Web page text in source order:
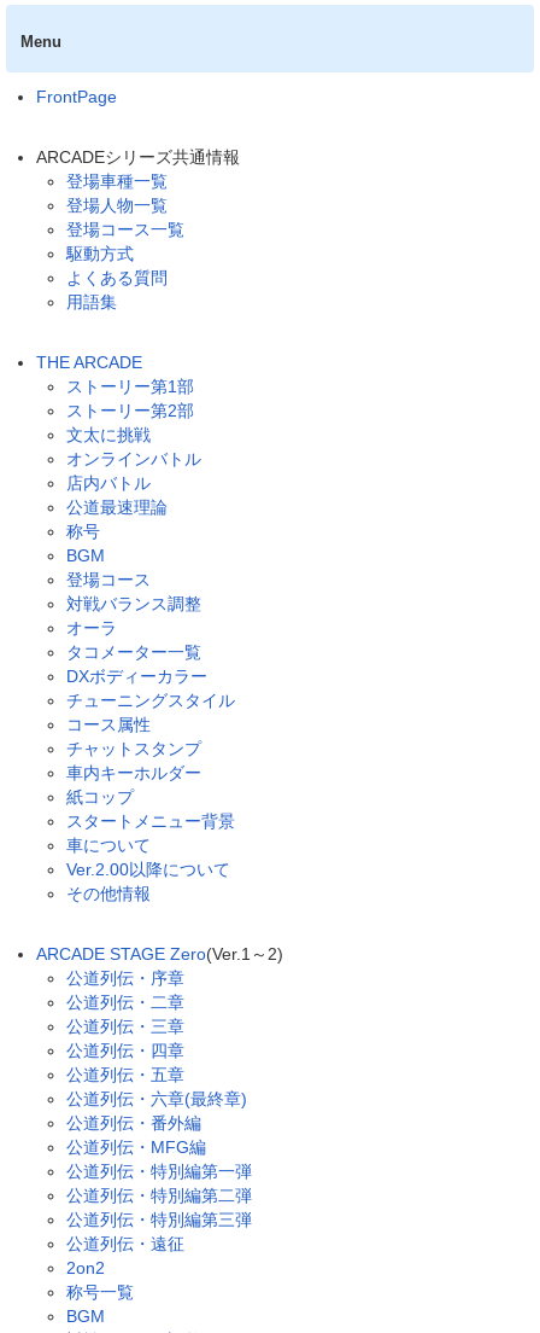
Menu
FrontPage
ARCADEシリーズ共通情報
登場車種一覧
登場人物一覧
登場コース一覧
駆動方式
よくある質問
用語集
THE ARCADE
ストーリー第1部
ストーリー第2部
文太に挑戦
オンラインバトル
店内バトル
公道最速理論
称号
BGM
登場コース
対戦バランス調整
オーラ
タコメーター一覧
DXボディーカラー
チューニングスタイル
コース属性
チャットスタンプ
車内キーホルダー
紙コップ
スタートメニュー背景
車について
Ver.2.00以降について
その他情報
ARCADE STAGE Zero(Ver.1～2)
公道列伝・序章
公道列伝・二章
公道列伝・三章
公道列伝・四章
公道列伝・五章
公道列伝・六章(最終章)
公道列伝・番外編
公道列伝・MFG編
公道列伝・特別編第一弾
公道列伝・特別編第二弾
公道列伝・特別編第三弾
公道列伝・遠征
2on2
称号一覧
BGM